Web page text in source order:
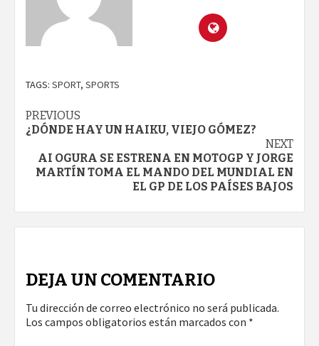
TAGS: SPORT, SPORTS
Continue
PREVIOUS
¿DÓNDE HAY UN HAIKU, VIEJO GÓMEZ?
NEXT
AI OGURA SE ESTRENA EN MOTOGP Y JORGE
MARTÍN TOMA EL MANDO DEL MUNDIAL EN
EL GP DE LOS PAÍSES BAJOS
DEJA UN COMENTARIO
Tu dirección de correo electrónico no será publicada.
Los campos obligatorios están marcados con *